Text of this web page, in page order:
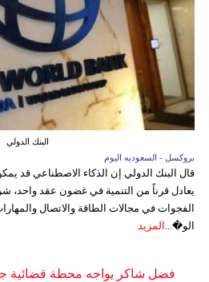
البنك الدولي
بروكسل - السعوديه اليوم
قال البنك الدولي إن الذكاء الاصطناعي قد
يعادل قرناً من التنمية في غضون عقد
الفجوات في مجالات الطاقة والاتصال
الو�... المزيد
فضل شاكر يواجه محطة قضائية